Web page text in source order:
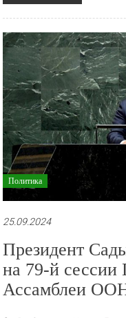
Политика
25.09.2024
Президент
на 79-й сессии
Ассамблеи